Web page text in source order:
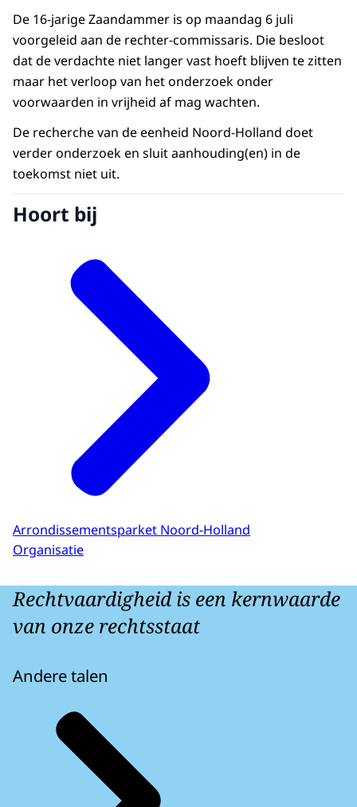
De 16-jarige Zaandammer is op maandag 6 juli
voorgeleid aan de rechter-commissaris. Die besloot
dat de verdachte niet langer vast hoeft blijven te zitten
maar het verloop van het onderzoek onder
voorwaarden in vrijheid af mag wachten.
De recherche van de eenheid Noord-Holland doet
verder onderzoek en sluit aanhouding(en) in de
toekomst niet uit.
Hoort bij
Arrondissementsparket Noord-Holland
Organisatie
Rechtvaardigheid is een kernwaarde
van onze rechtsstaat
Andere talen